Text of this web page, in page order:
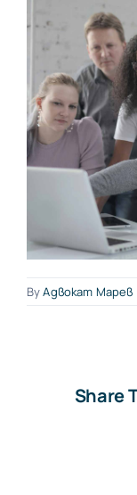
ByАдвокат Марев
Share